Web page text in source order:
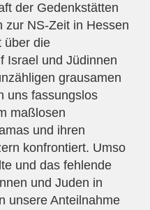
der Gedenkstätten
zur NS-Zeit in Hessen
über die
Israel und Jüdinnen
grausamen
uns fassungslos
maßlosen
und ihren
konfrontiert. Umso
und das fehlende
und Juden in
unsere Anteilnahme